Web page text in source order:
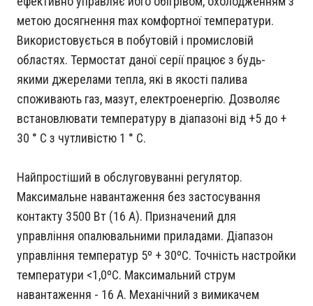
метою досягнення max комфортної температури.
Використовується в побутовій і промисловій
областях. Термостат даної серії працює з будь-
якими джерелами тепла, які в якості палива
споживають газ, мазут, електроенергію. Дозволяє
встановлювати температуру в діапазоні від +5 до +
30 ° C з чутливістю 1 ° C.
Найпростіший в обслуговуванні регулятор.
Максимальне навантаження без застосування
контакту 3500 Вт (16 А). Призначений для
управління опалювальними приладами. Діапазон
управління температур 5º + 30ºС. Точність настройки
температури <1,0ºС. Максимальний струм
навантаження - 16 А. Механічний з вимикачем